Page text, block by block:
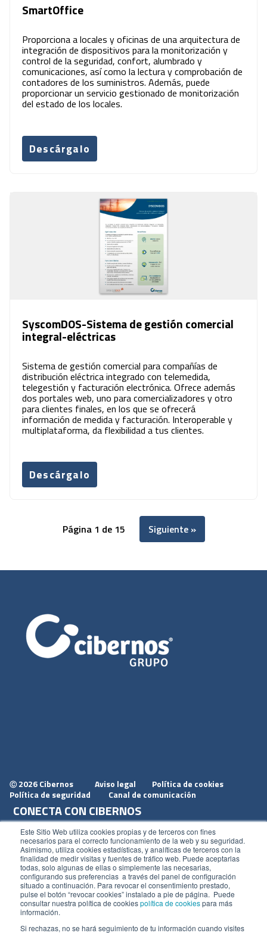
Este Sitio Web utiliza cookies propias y de terceros con fines
necesarios para el correcto funcionamiento de la web y su seguridad.
Asimismo, utiliza cookies estadísticas, y analíticas de terceros con la
finalidad de medir visitas y fuentes de tráfico web. Puede aceptarlas
todas, solo algunas de ellas o simplemente las necesarias,
configurando sus preferencias a través del panel de configuración
situado a continuación. Para revocar el consentimiento prestado,
pulse el botón “revocar cookies” instalado a pie de página. Puede
consultar nuestra política de cookiespolítica de cookiespara más
información.
Si rechazas, no se hará seguimiento de tu información cuando visites
SmartOffice
Proporciona a locales y oficinas de una arquitectura de
integración de dispositivos para la monitorización y
control de la seguridad, confort, alumbrado y
comunicaciones, así como la lectura y comprobación de
contadores de los suministros. Además, puede
proporcionar un servicio gestionado de monitorización
del estado de los locales.
Descárgalo
SyscomDOS-Sistema de gestión comercial
integral-eléctricas
Sistema de gestión comercial para compañías de
distribución eléctrica integrado con telemedida,
telegestión y facturación electrónica. Ofrece además
dos portales web, uno para comercializadores y otro
para clientes finales, en los que se ofrecerá
información de medida y facturación. Interoperable y
multiplataforma, da flexibilidad a tus clientes.
Descárgalo
Página 1 de 15 Siguiente »
Ⓒ 2026 Cibernos Aviso legal
Política de cookies
Política de seguridad
Canal de comunicación
CONECTA CON CIBERNOS
Únete a nosotros
Dónde estamos
Conoce nuestro blog
ACCESOS